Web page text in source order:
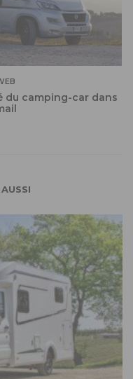
du camping-car dans